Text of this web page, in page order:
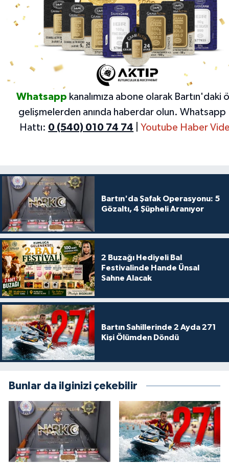
Whatsapp kanalımıza abone olarak Bartın'daki
gelişmelerden anında haberdar olun. Whatsapp
Hattı: 0 (540) 010 74 74 Youtube Haber
Bartın'da Şafak Operasyonu: 5
Gözaltı, 4 Şüpheli Aranıyor
2 Buzağı Hediyeli Bal
Festivalinde Hande Ünsal
Sahne Alacak
Bartın Sahillerinde 2 Ayda 271
Kişi Ölümden Döndü
Bunlar da ilginizi çekebilir